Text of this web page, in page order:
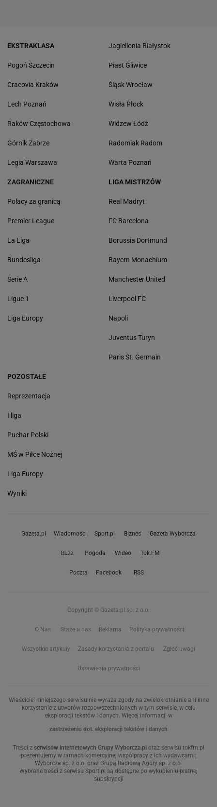
EKSTRAKLASA
Pogoń Szczecin
Cracovia Kraków
Lech Poznań
Raków Częstochowa
Górnik Zabrze
Legia Warszawa
Jagiellonia Białystok
Piast Gliwice
Śląsk Wrocław
Wisła Płock
Widzew Łódź
Radomiak Radom
Warta Poznań
ZAGRANICZNE
Polacy za granicą
Premier League
La Liga
Bundesliga
Serie A
Ligue 1
Liga Europy
LIGA MISTRZÓW
Real Madryt
FC Barcelona
Borussia Dortmund
Bayern Monachium
Manchester United
Liverpool FC
Napoli
Juventus Turyn
Paris St. Germain
POZOSTAŁE
Reprezentacja
I liga
Puchar Polski
MŚ w Piłce Nożnej
Liga Europy
Wyniki
Gazeta.pl Wiadomości Sport.pl Biznes Gazeta Wyborcza
Buzz Pogoda Wideo Tok.FM
Poczta Facebook RSS
Copyright © Gazeta.pl sp. z o.o.
O Nas Staże u nas Reklama Polityka prywatności
Wszystkie artykuły Zasady korzystania z portalu Zgłoś uwagi
Ustawienia prywatności
Właściciel niniejszego serwisu nie wyraża zgody na zwielokrotnianie ani inne
korzystanie z utworów rozpowszechnionych w tym serwisie, w celu
eksploracji tekstów i danych. Więcej informacji w
zastrzeżeniu dot. eksploracji tekstów i danych
Treści z serwisów internetowych Grupy Wyborcza.pl oraz serwisu tokfm.pl
prezentujemy w ramach komercyjnej współpracy z ich wydawcami:
Wyborcza sp. z o.o. oraz Grupą Radiową Agory sp. z o.o.
Wybrane treści z serwisu Sport.pl są dostępne po wykupieniu płatnej
subskrypcji